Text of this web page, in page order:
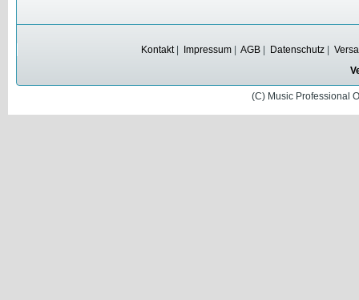
Kontakt| Impressum AGB Datenschutz
(C) Music Professional